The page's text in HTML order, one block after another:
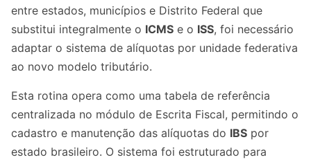
entre estados, municípios e Distrito Federal que
substitui integralmente o ICMS e o ISS, foi necessário
adaptar o sistema de alíquotas por unidade federativa
ao novo modelo tributário.
Esta rotina opera como uma tabela de referência
centralizada no módulo de Escrita Fiscal, permitindo o
cadastro e manutenção das alíquotas do IBS por
estado brasileiro. O sistema foi estruturado para